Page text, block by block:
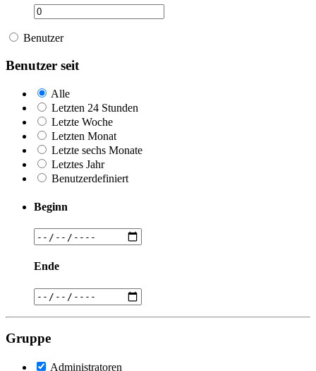
Benutzer
Benutzer seit
Alle
Letzten 24 Stunden
Letzte Woche
Letzten Monat
Letzte sechs Monate
Letztes Jahr
Benutzerdefiniert
Beginn
Ende
Gruppe
Administratoren